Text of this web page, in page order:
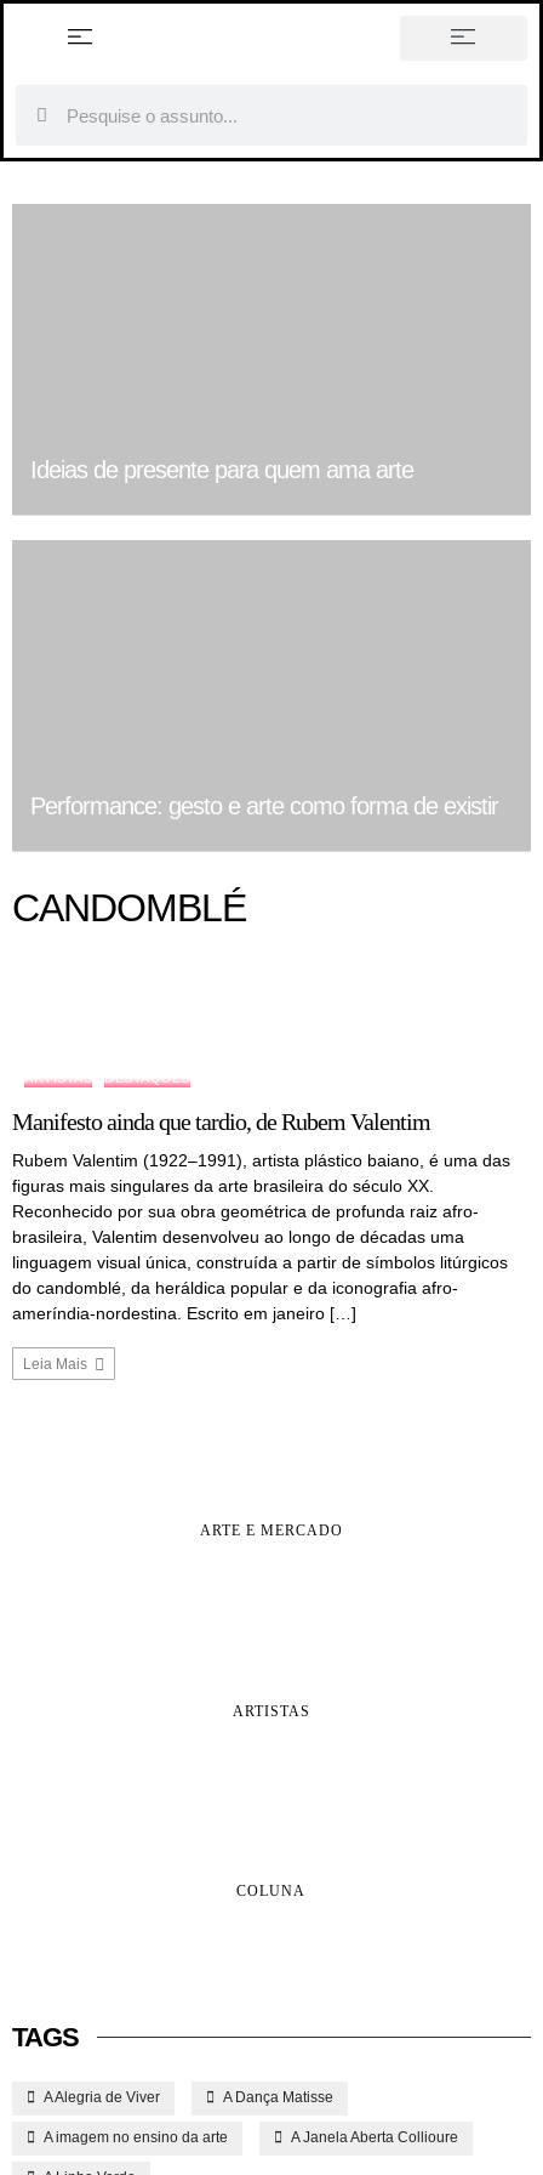
Ideias de presente para quem ama arte
Performance: gesto e arte como forma de existir
CANDOMBLÉ
ARTISTAS DESTAQUES
Manifesto ainda que tardio, de Rubem Valentim
Rubem Valentim (1922–1991), artista plástico baiano, é uma das
figuras mais singulares da arte brasileira do século XX.
Reconhecido por sua obra geométrica de profunda raiz afro-
brasileira, Valentim desenvolveu ao longo de décadas uma
linguagem visual única, construída a partir de símbolos litúrgicos
do candomblé, da heráldica popular e da iconografia afro-
ameríndia-nordestina. Escrito em janeiro […]
Leia Mais
ARTE E MERCADO
ARTISTAS
COLUNA
TAGS
A Alegria de Viver A Dança Matisse
A imagem no ensino da arte A Janela Aberta Collioure